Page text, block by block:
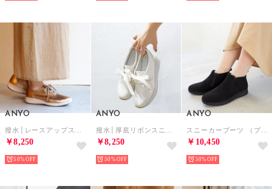
ANYO
￥8,250
50%
ANYO
￥8,250
50%
ANYO
￥10,450
50%